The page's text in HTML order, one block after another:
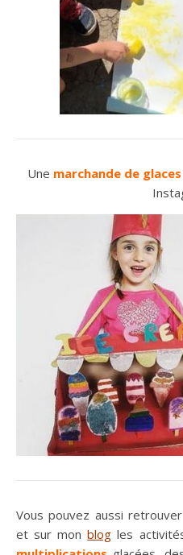
Une marchande de glaces
Vous pouvez aussi
et sur monblog les